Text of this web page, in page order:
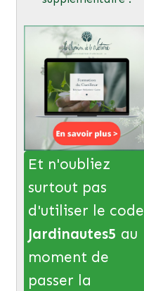
Et n'oubliez
surtout pas
d'utiliser le code
Jardinautes5 au
moment de
passer la